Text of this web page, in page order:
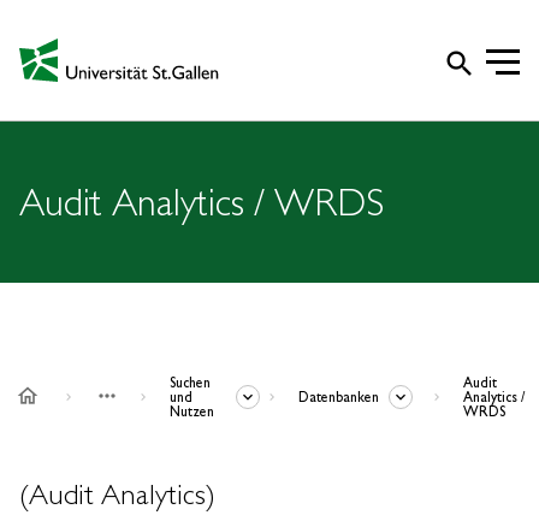
search
Audit Analytics / WRDS
home more_horiz
Suchen
und
Nutzen
Datenbanken
Audit
Analytics /
WRDS
(Audit Analytics)